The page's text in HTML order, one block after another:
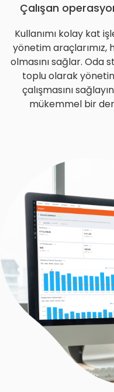
Çalışan
Kullanımı kolay kat
yönetim araçlarımız,
olmasını sağlar. Oda
toplu olarak
çalışmasını
mükemmel bir